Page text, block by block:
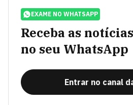
EXAME NO WHATSAPP
Receba as
no seu WhatsApp
Entrar no canal